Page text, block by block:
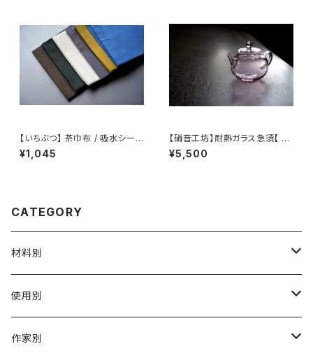
【いちぶつ】 茶巾布 / 吸水シート
(カビが生えない)
¥1,045
【硝音工坊】耐熱ガラス急須【 Sh
ione Studio】Borosilicate g
lass teapot
¥5,500
CATEGORY
材料別
陶磁器
ガラス
使用別
茶壺 急须 土瓶
作家別